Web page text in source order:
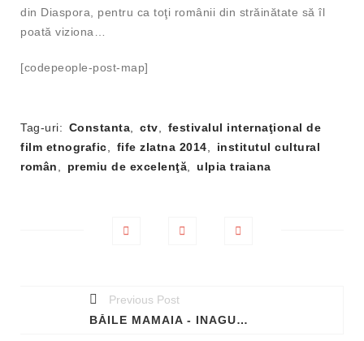
din Diaspora, pentru ca toţi românii din străinătate să îl
poată viziona…
[codepeople-post-map]
Tag-uri: Constanta ctv
festivalul internaţional de
film etnografic
fife zlatna 2014
institutul cultural
român
premiu de excelenţă ulpia traiana
Previous Post
BĂILE MAMAIA - INAGURAREA DIN 1906